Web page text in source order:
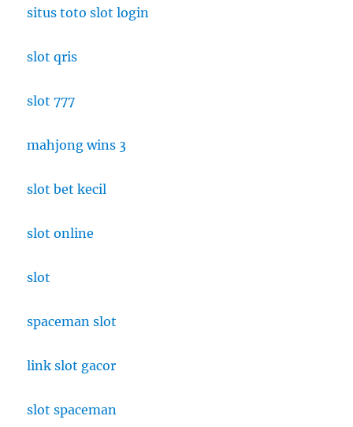
situs toto slot login
slot qris
slot 777
mahjong wins 3
slot bet kecil
slot online
slot
spaceman slot
link slot gacor
slot spaceman